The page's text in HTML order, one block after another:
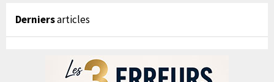
Derniersarticles